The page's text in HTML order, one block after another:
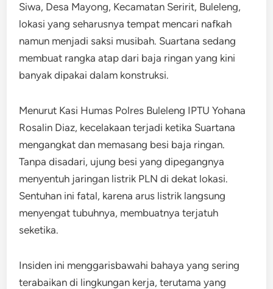
Siwa, Desa Mayong, Kecamatan Seririt, Buleleng,
lokasi yang seharusnya tempat mencari nafkah
namun menjadi saksi musibah. Suartana sedang
membuat rangka atap dari baja ringan yang kini
banyak dipakai dalam konstruksi.
Menurut Kasi Humas Polres Buleleng IPTU Yohana
Rosalin Diaz, kecelakaan terjadi ketika Suartana
mengangkat dan memasang besi baja ringan.
Tanpa disadari, ujung besi yang dipegangnya
menyentuh jaringan listrik PLN di dekat lokasi.
Sentuhan ini fatal, karena arus listrik langsung
menyengat tubuhnya, membuatnya terjatuh
seketika.
Insiden ini menggarisbawahi bahaya yang sering
terabaikan di lingkungan kerja, terutama yang